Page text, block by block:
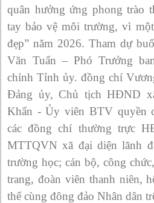
quân hưởng ứng phong trào
tay bảo vệ môi trường, vì
đẹp” năm 2026. Tham dự
Văn Tuấn – Phó Trưởng
chính Tỉnh ủy. đồng chí
Đảng ủy, Chủ tịch HĐND
Khẩn - Ủy viên BTV quyền
các đồng chí thường trực
MTTQVN xã đại diện lãnh
trường học; cán bộ, công
trang, đoàn viên thanh niên,
thể cùng đông đảo Nhân dân